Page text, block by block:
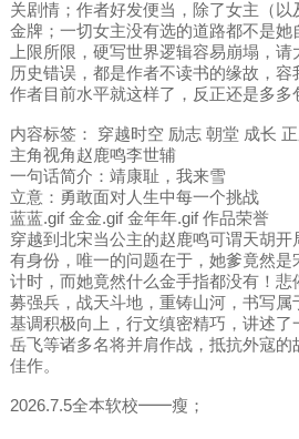
关剧情；作者好发便当，除了女主（
金牌；一切女主没有选的道路都不是
上限所限，硬写世界逻辑容易崩塌，
历史错误，都是作者不读书的缘故，
作者目前水平就这样了，反正还是多多
内容标签： 穿越时空 励志 朝堂 成长
主角视角赵鹿鸣李世辅
一句话简介：靖康耻，我来雪
立意：勇敢面对人生中每一个挑战
蓝蓝.gif 金金.gif 金年年.gif 作品荣誉
穿越到北宋当公主的赵鹿鸣可谓天胡
有身份，唯一的问题在于，她爹竟然
计时，而她竟然什么金手指都没有！悲
募强兵，战天斗地，重铸山河，书写
基调积极向上，行文缜密精巧，讲述
岳飞等诸多名将并肩作战，抵抗外寇
佳作。
2026.7.5全本软校━━瘦；